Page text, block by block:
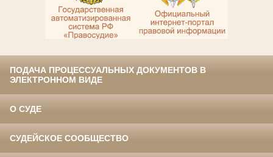
ПОДАЧА ПРОЦЕССУАЛЬНЫХ ДОКУМЕНТОВ В
ЭЛЕКТРОННОМ ВИДЕ
О СУДЕ
СУДЕЙСКОЕ СООБЩЕСТВО